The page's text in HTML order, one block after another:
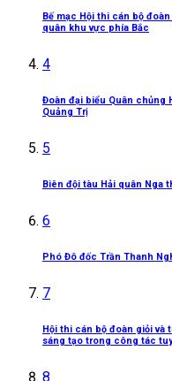
Bế mạc Hội thi cán bộ
quân khu vực phía Bắc
4
Đoàn đại biểu Quân chủng
Quảng Trị
5
Biên đội tàu Hải quân Nga
6
Phó Đô đốc Trần Thanh
7
Hội thi cán bộ đoàn giỏi và
sáng tạo trong công tác
8